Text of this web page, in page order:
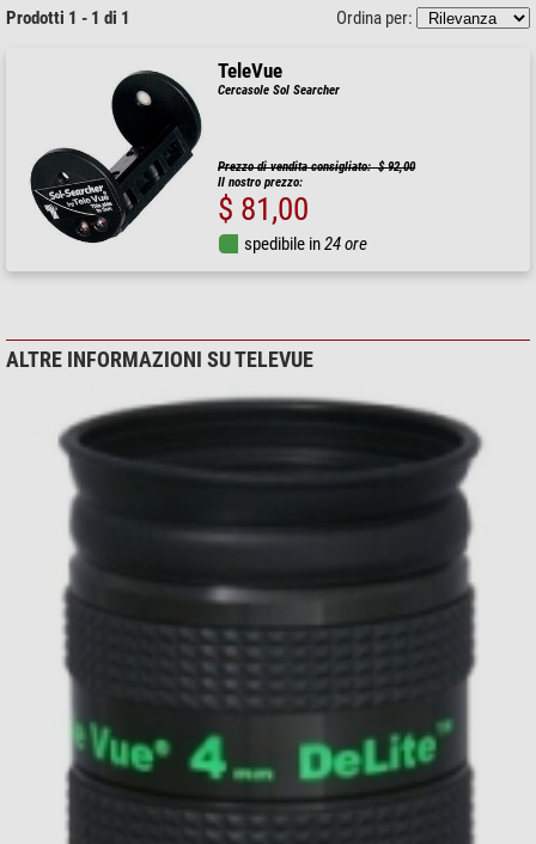
Prodotti 1 - 1 di 1 Ordina per:
TeleVue
Cercasole Sol Searcher
Prezzo di vendita consigliato: $ 92,00
Il nostro prezzo:
$ 81,00
spedibile in24 ore
ALTRE INFORMAZIONI SU TELEVUE